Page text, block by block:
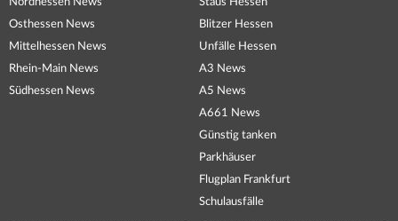
Nordhessen News
Osthessen News
Mittelhessen News
Rhein-Main News
Südhessen News
Staus Hessen
Blitzer Hessen
Unfälle Hessen
A3 News
A5 News
A661 News
Günstig tanken
Parkhäuser
Flugplan Frankfurt
Schulausfälle